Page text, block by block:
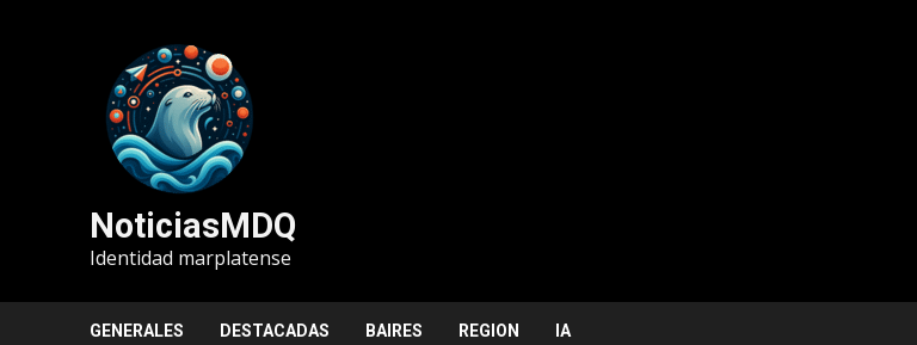
NoticiasMDQ
Identidad marplatense
GENERALES DESTACADAS BAIRES REGION IA